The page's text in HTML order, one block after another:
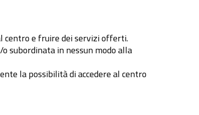
centro e fruire dei servizi offerti.
subordinata in nessun modo alla
la possibilità di accedere al centro